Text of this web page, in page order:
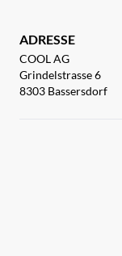
ADRESSE
COOL AG
Grindelstrasse 6
8303 Bassersdorf